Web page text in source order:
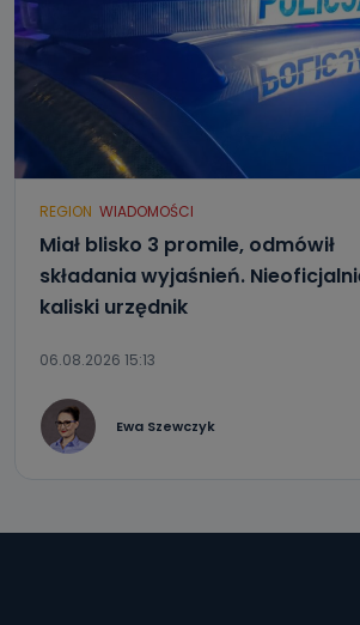
REGION WIADOMOŚCI
Miał blisko 3 promile, odmówił
składania wyjaśnień.
kaliski urzędnik
06.08.2026 15:13
Ewa Szewczyk